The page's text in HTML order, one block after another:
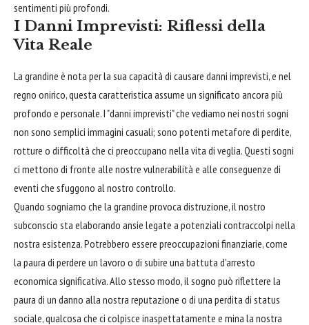
sentimenti più profondi.
I Danni Imprevisti: Riflessi della
Vita Reale
La grandine è nota per la sua capacità di causare danni imprevisti, e nel
regno onirico, questa caratteristica assume un significato ancora più
profondo e personale. I "danni imprevisti" che vediamo nei nostri sogni
non sono semplici immagini casuali; sono potenti metafore di perdite,
rotture o difficoltà che ci preoccupano nella vita di veglia. Questi sogni
ci mettono di fronte alle nostre vulnerabilità e alle conseguenze di
eventi che sfuggono al nostro controllo.
Quando sogniamo che la grandine provoca distruzione, il nostro
subconscio sta elaborando ansie legate a potenziali contraccolpi nella
nostra esistenza. Potrebbero essere preoccupazioni finanziarie, come
la paura di perdere un lavoro o di subire una battuta d'arresto
economica significativa. Allo stesso modo, il sogno può riflettere la
paura di un danno alla nostra reputazione o di una perdita di status
sociale, qualcosa che ci colpisce inaspettatamente e mina la nostra